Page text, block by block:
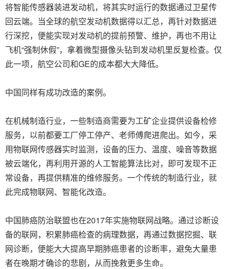
将智能传感器装进发动机，将其实时运行的数据通过卫星传
回云端。当全球的航空发动机数据得以汇总，再针对数据进
行深挖，便能实现对发动机的提前预警、维护，再也不用让
飞机“强制休假”，拿着微型摄像头钻到发动机里反复检查。仅
此一项，航空公司和GE的成本都大大降低。
中国同样有成功改造的案例。
在机械制造行业，一些制造商需要为工矿企业提供设备检修
服务，以前都要工厂停工停产、老师傅爬进爬出。如今，采
用物联网传感器实时监测，设备的压力、温度、噪音等数据
被云端化，再利用开源的人工智能算法比对，即可发现不正
常设备，再提供精准的维修服务。一个传统的制造行业，就
此完成物联网、智能化改造。
中国肺癌防治联盟也在2017年实施物联网战略。通过诊断设
备的联网，积累肺癌检查的病理数据，再通过数据挖掘、联
网诊断，便能大大提高早期肺癌患者的诊断率，避免大量患
者在晚期才确诊的悲剧，从而挽救更多生命。